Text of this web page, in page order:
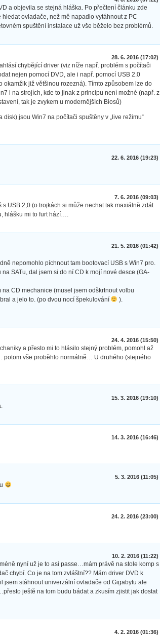
a objevila se stejná hláška. Po přečtení článku zde
ovladače, než mě napadlo vytáhnout z PC
spuštění instalace už vše běželo bez problémů.
28. 6. 2016 (17:02)
chybějící driver (viz níže např. problém s počítači
nejen pomocí DVD, ale i např. pomocí USB 2.0
okamžik již většinou rozezná). Tímto způsobem lze do
i na strojích, kde to jinak z principu není možné (např. z
tak je zvykem u modernějších Biosů)
jsou Win7 na počítači spuštěny v „live režimu“
22. 6. 2016 (19:23)
7. 6. 2016 (09:03)
USB 2,0 (o trojkách si může nechat tak maxiálně zdát
hlášku mi to furt hází….
21. 5. 2016 (01:42)
nepomohlo píchnout tam bootovací USB s Win7 pro.
SATu, dal jsem si do ní CD k mojí nové desce (GA-
CD mechanice (musel jsem odškrtnout volbu
a jelo to. (po dvou nocí špekulování
).
24. 4. 2016 (15:50)
a přesto mi to hlásilo stejný problém, pomohl až
potom vše proběhlo normálně… U druhého (stejného
15. 3. 2016 (19:10)
14. 3. 2016 (16:46)
5. 3. 2016 (11:05)
24. 2. 2016 (23:00)
10. 2. 2016 (11:22)
nyní už je to asi passe…mám právě na stole komp s
chybí. Co je na tom zvláštní?? Mám driver DVD k
jsem stáhnout univerzální ovladače od Gigabytu ale
ještě na tom budu bádat a zkusím zjistit jak dostat
4. 2. 2016 (01:36)